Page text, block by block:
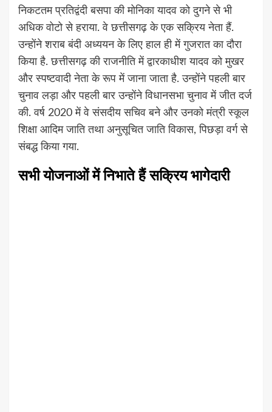
निकटतम प्रतिद्वंदी बसपा की मोनिका यादव को दुगने से भी
अधिक वोटो से हराया. वे छत्तीसगढ़ के एक सक्रिय नेता हैं.
उन्होंने शराब बंदी अध्ययन के लिए हाल ही में गुजरात का दौरा
किया है. छत्तीसगढ़ की राजनीति में द्वारकाधीश यादव को मुखर
और स्पष्टवादी नेता के रूप में जाना जाता है. उन्होंने पहली बार
चुनाव लड़ा और पहली बार उन्होंने विधानसभा चुनाव में जीत दर्ज
की. वर्ष 2020 में वे संसदीय सचिव बने और उनको मंत्री स्कूल
शिक्षा आदिम जाति तथा अनुसूचित जाति विकास, पिछड़ा वर्ग से
संबद्ध किया गया.
सभी योजनाओं में निभाते हैं सक्रिय भागेदारी